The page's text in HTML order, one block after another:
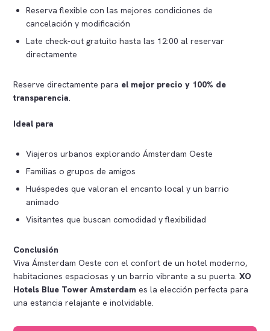
Reserva flexible con las mejores condiciones de
cancelación y modificación
Late check-out gratuito hasta las 12:00 al reservar
directamente
Reserve directamente para el mejor precio y 100% de
transparencia.
Ideal para
Viajeros urbanos explorando Ámsterdam Oeste
Familias o grupos de amigos
Huéspedes que valoran el encanto local y un barrio
animado
Visitantes que buscan comodidad y flexibilidad
Conclusión
Viva Ámsterdam Oeste con el confort de un hotel moderno,
habitaciones espaciosas y un barrio vibrante a su puerta.XO
Hotels Blue Tower Amsterdam es la elección perfecta para
una estancia relajante e inolvidable.